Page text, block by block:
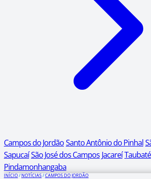
Campos do JordãoSanto Antônio do Pinhal
SapucaíSão José dos Campos JacareíTaubaté
Pindamonhangaba
INÍCIO/NOTÍCIAS/CAMPOS DO JORDÃO